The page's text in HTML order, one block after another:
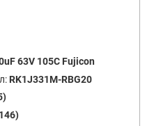
63V 105C Fujicon
RK1J331M-RBG20